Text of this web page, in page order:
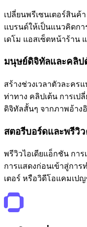
เปลี่ยนพรีเซนเตอร์สิน
แบรนด์ให้เป็นแนวคิดกา
เดโม แอสเซ็ตหน้าร้าน
มนุษย์ดิจิทัลและคลิป
สร้างช่วงเวลาตัวละคร
ท่าทาง คลิปเต้น การเ
ดิจิทัลสั้นๆ จากภาพอ้างอิ
สตอรีบอร์ดและพรีวิ
พรีวิวไอเดียแอ็กชัน กา
การแสดงก่อนเข้าสู่การ
เตอร์ หรือวิดีโอแคมเป